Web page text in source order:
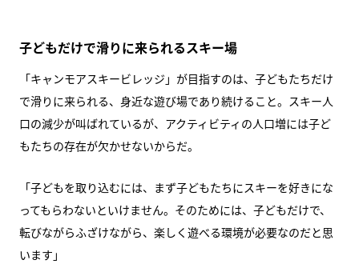
子どもだけで滑りに来られるスキー場
「キャンモアスキービレッジ」が目指すのは、子どもたちだけ
で滑りに来られる、身近な遊び場であり続けること。スキー人
口の減少が叫ばれているが、アクティビティの人口増には子ど
もたちの存在が欠かせないからだ。
「子どもを取り込むには、まず子どもたちにスキーを好きにな
ってもらわないといけません。そのためには、子どもだけで、
転びながらふざけながら、楽しく遊べる環境が必要なのだと思
います」